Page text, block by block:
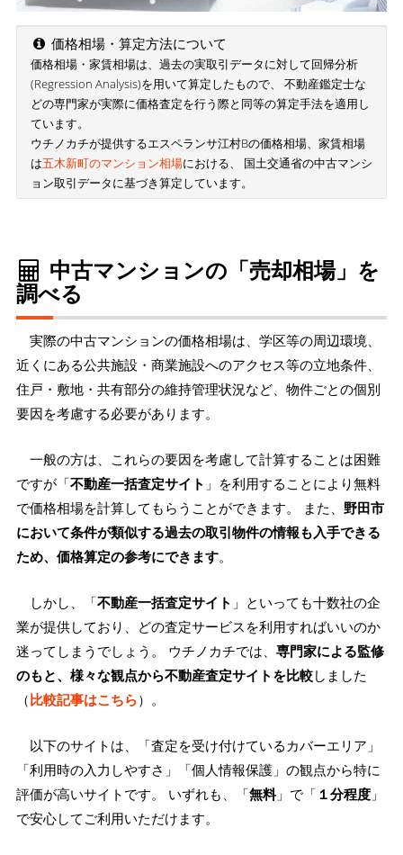
価格相場・算定方法について
価格相場・家賃相場は、過去の実取引データに対して回帰分析
(Regression Analysis)を用いて算定したもので、 不動産鑑定士な
どの専門家が実際に価格査定を行う際と同等の算定手法を適用し
ています。
ウチノカチが提供するエスペランサ江村Bの価格相場、家賃相場
は五木新町のマンション相場における、 国土交通省の中古マンシ
ョン取引データに基づき算定しています。
中古マンションの「売却相場」を
調べる
実際の中古マンションの価格相場は、学区等の周辺環境、
近くにある公共施設・商業施設へのアクセス等の立地条件、
住戸・敷地・共有部分の維持管理状況など、物件ごとの個別
要因を考慮する必要があります。
一般の方は、これらの要因を考慮して計算することは困難
ですが「不動産一括査定サイト 」を利用することにより無料
で価格相場を計算してもらうことができます。 また、 野田市
において条件が類似する過去の取引物件の情報も入手できる
ため、価格算定の参考にできます。
しかし、「不動産一括査定サイト 」といっても十数社の企
業が提供しており、どの査定サービスを利用すればいいのか
迷ってしまうでしょう。 ウチノカチでは、 専門家による監修
のもと、様々な観点から不動産査定サイトを比較しました
（比較記事はこちら）。
以下のサイトは、「査定を受け付けているカバーエリア」
「利用時の入力しやすさ」「個人情報保護」の観点から特に
評価が高いサイトです。 いずれも、「無料」で「 １分程度 」
で安心してご利用いただけます。